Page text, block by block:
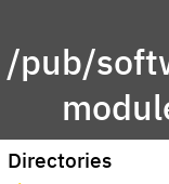
/pub/
Directories